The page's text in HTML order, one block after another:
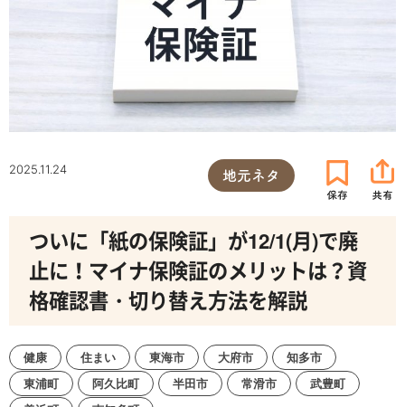
2025.11.24 地元ネタ
ついに「紙の保険証」が12/1(月)で廃
止に！マイナ保険証のメリットは？資
格確認書・切り替え方法を解説
健康 住まい 東海市 大府市
知多市
東浦町
阿久比町 半田市 常滑市
武豊町